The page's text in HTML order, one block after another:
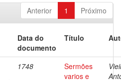
Anterior 1 Próximo
Data do
documento
Título
1748
Sermões
varios e